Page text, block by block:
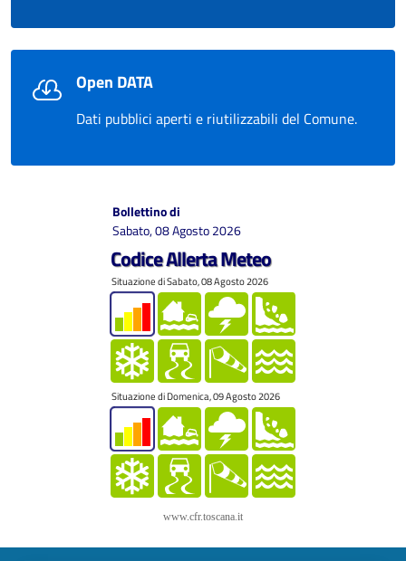
Open DATA
Dati pubblici aperti e riutilizzabili del Comune.
Bollettino di
Sabato, 08 Agosto 2026
Codice Allerta Meteo
Situazione di Sabato, 08 Agosto 2026
Situazione di Domenica, 09 Agosto 2026
www.cfr.toscana.it